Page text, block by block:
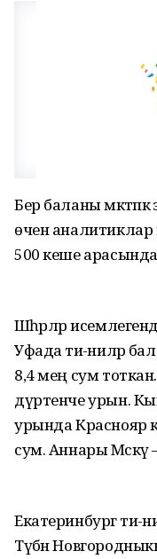
Бер баланы мәктәпкә
өчен аналитиклар
500 кеше арасында
Шәһәрләр
Уфада әти-әниләр
8,4 мең сум
дүртенче урын.
урында Краснояр
сум. Аннары Мәскәү
Екатеринбург әти-
Түбән